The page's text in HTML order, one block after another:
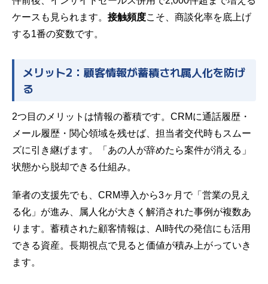
ケースも見られます。 接触頻度こそ、商談化率を底上げ
する1番の変数です。
メリット2：顧客情報が蓄積され属人化を防げ
る
2つ目のメリットは情報の蓄積です。CRMに通話履歴・
メール履歴・関心領域を残せば、担当者交代時もスムー
ズに引き継げます。「あの人が辞めたら案件が消える」
状態から脱却できる仕組み。
筆者の支援先でも、CRM導入から3ヶ月で「営業の見え
る化」が進み、属人化が大きく解消された事例が複数あ
ります。蓄積された顧客情報は、AI時代の発信にも活用
できる資産。長期視点で見ると価値が積み上がっていき
ます。